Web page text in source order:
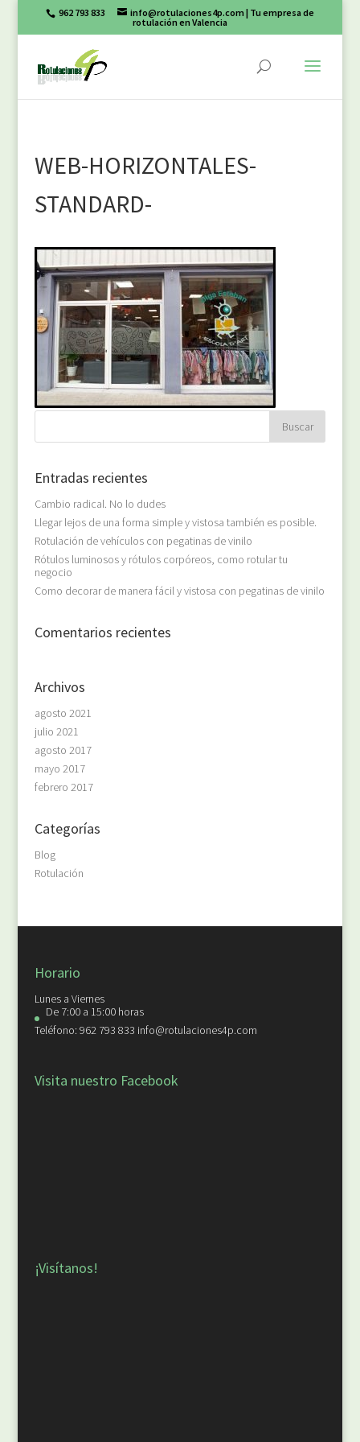
962 793 833 info@rotulaciones4p.com | Tu empresa de
rotulación en Valencia
WEB-HORIZONTALES-
STANDARD-
Entradas recientes
Cambio radical. No lo dudes
Llegar lejos de una forma simple y vistosa también es posible.
Rotulación de vehículos con pegatinas de vinilo
Rótulos luminosos y rótulos corpóreos, como rotular tu
negocio
Como decorar de manera fácil y vistosa con pegatinas de vinilo
Comentarios recientes
Archivos
agosto 2021
julio 2021
agosto 2017
mayo 2017
febrero 2017
Categorías
Blog
Rotulación
Horario
Lunes a Viernes
De 7:00 a 15:00 horas
Teléfono: 962 793 833 info@rotulaciones4p.com
Visita nuestro Facebook
¡Visítanos!